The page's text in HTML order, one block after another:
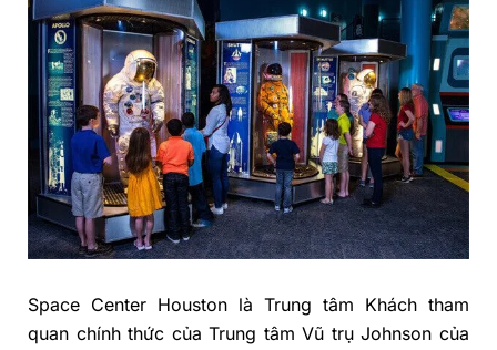
Space Center Houston là Trung tâm Khách tham
quan chính thức của Trung tâm Vũ trụ Johnson của